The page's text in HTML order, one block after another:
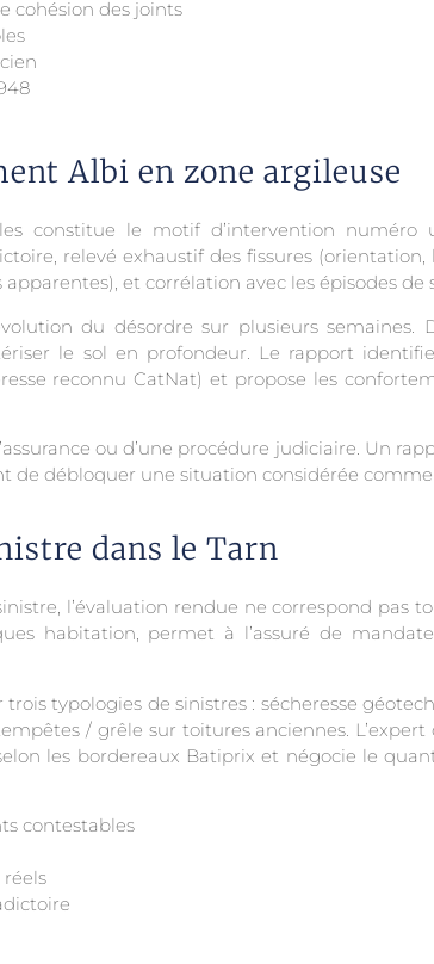
cohésion des joints
Albi en zone argileuse
constitue le motif d’intervention numéro
relevé exhaustif des fissures
et corrélation avec les épisodes de
du désordre sur plusieurs semaines.
le sol en profondeur. Le rapport
reconnu CatNat) et propose les
ou d’une procédure judiciaire. Un
de débloquer une situation considérée
dans le Tarn
l’évaluation rendue ne correspond pas
habitation, permet à l’assuré de
typologies de sinistres : sécheresse
/ grêle sur toitures anciennes. L’expert
les bordereaux Batiprix et négocie le
contestables